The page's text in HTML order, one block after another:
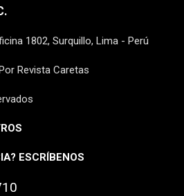
1802, Surquillo, Lima - Perú
Revista Caretas
ESCRÍBENOS